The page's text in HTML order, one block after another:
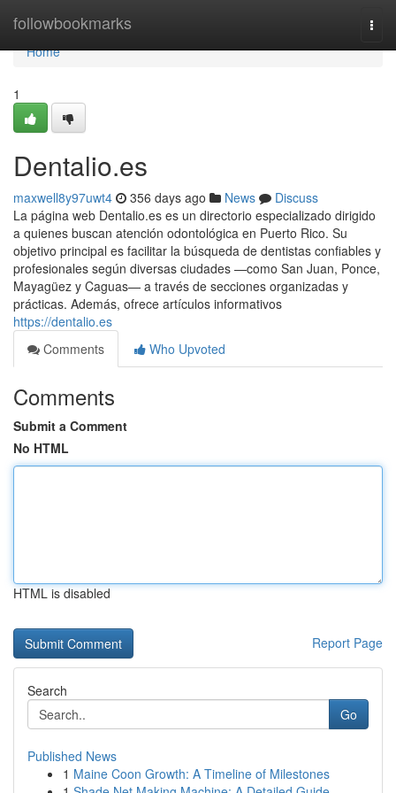
followbookmarks
Home
Home
1
Dentalio.es
maxwell8y97uwt4 356 days ago News
Discuss
La página web Dentalio.es es un directorio especializado dirigido
a quienes buscan atención odontológica en Puerto Rico. Su
objetivo principal es facilitar la búsqueda de dentistas confiables y
profesionales según diversas ciudades —como San Juan, Ponce,
Mayagüez y Caguas— a través de secciones organizadas y
prácticas. Además, ofrece artículos informativos
https://dentalio.es
Comments
Who Upvoted
Comments
Submit a Comment
No HTML
HTML is disabled
Report Page
Search
Go
Published News
1 Maine Coon Growth: A Timeline of Milestones